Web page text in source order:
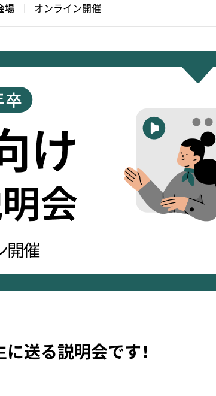
場 オンライン開催
送る説明会です！